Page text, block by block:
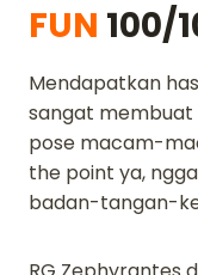
FUN 100/
Mendapatkan
sangat membuat
pose macam-
the point ya,
badan-tangan-